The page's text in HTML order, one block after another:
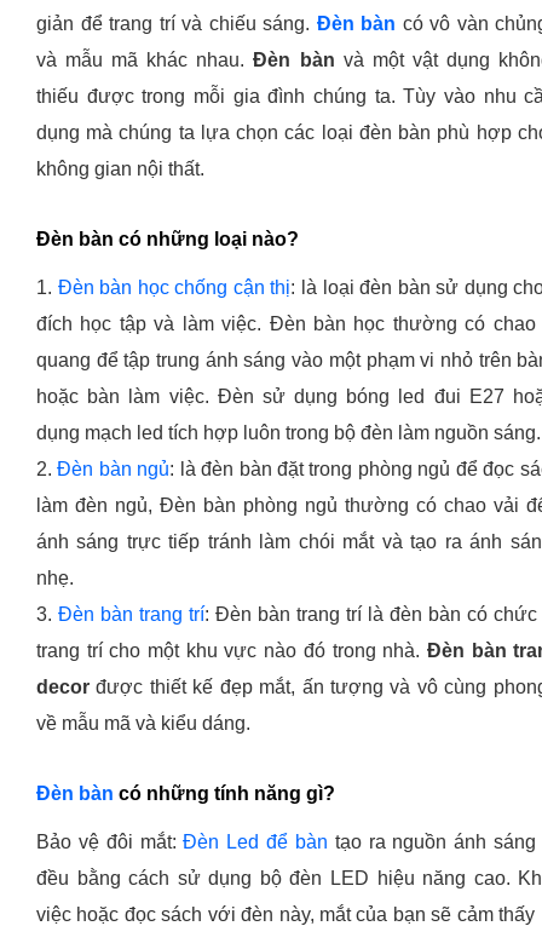
giản để trang trí và chiếu sáng. Đèn bàn có vô vàn
và mẫu mã khác nhau.Đèn bàn và một vật dụng
thiếu được trong mỗi gia đình chúng ta. Tùy vào nhu
dụng mà chúng ta lựa chọn các loại đèn bàn phù hợp
không gian nội thất.
Đèn bàn có những loại nào?
1. Đèn bàn học chống cận thị: là loại đèn bàn sử dụng
đích học tập và làm việc. Đèn bàn học thường có chao
quang để tập trung ánh sáng vào một phạm vi nhỏ trên
hoặc bàn làm việc. Đèn sử dụng bóng led đui E27
dụng mạch led tích hợp luôn trong bộ đèn làm nguồn
2.Đèn bàn ngủ: là đèn bàn đặt trong phòng ngủ để đọc
làm đèn ngủ, Đèn bàn phòng ngủ thường có chao vải
ánh sáng trực tiếp tránh làm chói mắt và tạo ra ánh
nhẹ.
3. Đèn bàn trang trí: Đèn bàn trang trí là đèn bàn có chức
trang trí cho một khu vực nào đó trong nhà. Đèn bàn
decor được thiết kế đẹp mắt, ấn tượng và vô cùng
về mẫu mã và kiểu dáng.
Đèn bàn có những tính năng gì?
Bảo vệ đôi mắt:Đèn Led để bàn tạo ra nguồn ánh sáng
đều bằng cách sử dụng bộ đèn LED hiệu năng cao.
việc hoặc đọc sách với đèn này, mắt của bạn sẽ cảm thấy